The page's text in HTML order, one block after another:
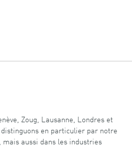
Zoug, Lausanne, Londres et
en particulier par notre
aussi dans les industries